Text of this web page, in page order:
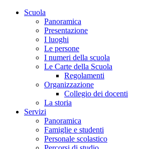
Scuola
Panoramica
Presentazione
I luoghi
Le persone
I numeri della scuola
Le Carte della Scuola
Regolamenti
Organizzazione
Collegio dei docenti
La storia
Servizi
Panoramica
Famiglie e studenti
Personale scolastico